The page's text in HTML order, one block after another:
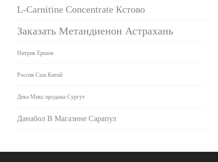
L-Carnitine Сoncentrate Кстово
Заказать Метандиенон Астрахань
Нитрик Ершов
Россия Сша Китай
Дека Микс продажа Сургут
Данабол В Магазине Сарапул